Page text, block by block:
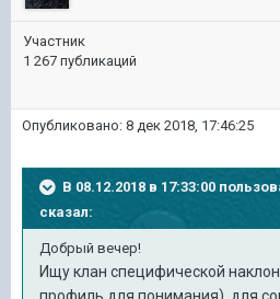
Участник
1 267 публикаций
Опубликовано: 8 дек 2018, 17:46:25
В 08.12.2018 в 17:33:00
сказал:
Добрый вечер!
Ищу клан специфической